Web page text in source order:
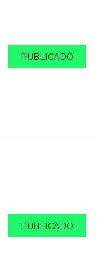
PUBLICADO
PUBLICADO